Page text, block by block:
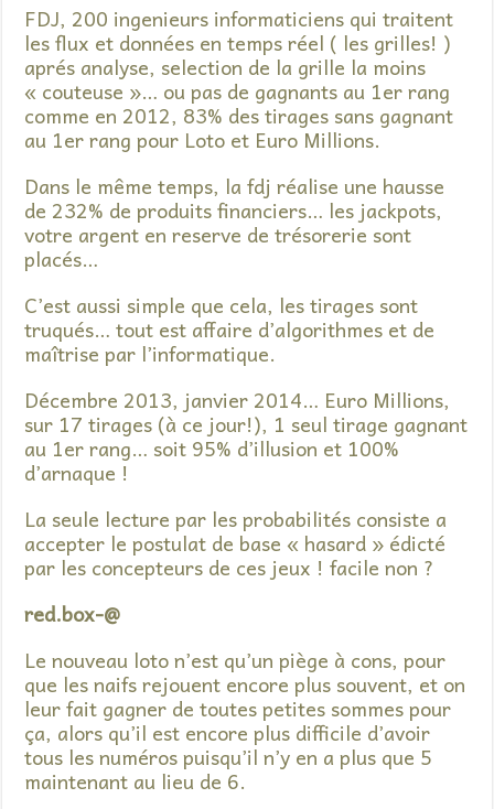
FDJ, 200 ingenieurs informaticiens qui traitent
les flux et données en temps réel ( les grilles! )
aprés analyse, selection de la grille la moins
« couteuse »… ou pas de gagnants au 1er rang
comme en 2012, 83% des tirages sans gagnant
au 1er rang pour Loto et Euro Millions.
Dans le même temps, la fdj réalise une hausse
de 232% de produits financiers… les jackpots,
votre argent en reserve de trésorerie sont
placés…
C’est aussi simple que cela, les tirages sont
truqués… tout est affaire d’algorithmes et de
maîtrise par l’informatique.
Décembre 2013, janvier 2014… Euro Millions,
sur 17 tirages (à ce jour!), 1 seul tirage gagnant
au 1er rang… soit 95% d’illusion et 100%
d’arnaque !
La seule lecture par les probabilités consiste a
accepter le postulat de base « hasard » édicté
par les concepteurs de ces jeux ! facile non ?
red.box-@
Le nouveau loto n’est qu’un piège à cons, pour
que les naifs rejouent encore plus souvent, et on
leur fait gagner de toutes petites sommes pour
ça, alors qu’il est encore plus difficile d’avoir
tous les numéros puisqu’il n’y en a plus que 5
maintenant au lieu de 6.